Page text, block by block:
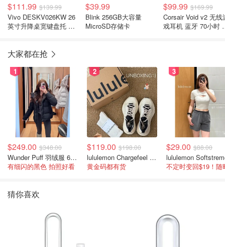
$111.99 $139.99
Vivo DESKV026KW 26
英寸升降桌宽键盘托 白
$39.99
Blink 256GB大容量
MicroSD存储卡
$99.99 $169.99
Corsair Void v2 无线
戏耳机 蓝牙 70小时
大家都在抢
1
$249.00 $348.00
Wunder Puff 羽绒服 600蓬松度
有细闪的黑色 拍照好看
2
$119.00 $198.00
lululemon Chargefeel 3 男士运动鞋
黄金码都有货
3
$29.00 $88.00
猜你喜欢